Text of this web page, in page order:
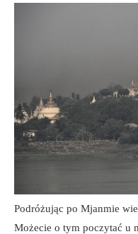
Podróżując po Mjanmie
Możecie o tym poczytać u